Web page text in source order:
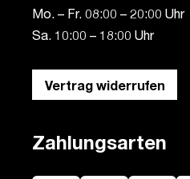
Mo. – Fr. 08:00 – 20:00 Uhr
Sa. 10:00 – 18:00 Uhr
Vertrag widerrufen
Zahlungsarten